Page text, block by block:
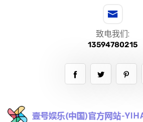
致电我们:
13594780215